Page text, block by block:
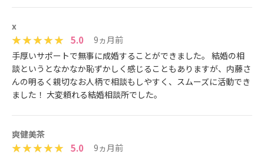
x
5.0
9ヵ月前
手厚いサポートで無事に成婚することができました。 結婚の相
談というとなかなか恥ずかしく感じることもありますが、内藤さ
んの明るく親切なお人柄で相談もしやすく、スムーズに活動でき
ました！ 大変頼れる結婚相談所でした。
爽健美茶
5.0
9ヵ月前